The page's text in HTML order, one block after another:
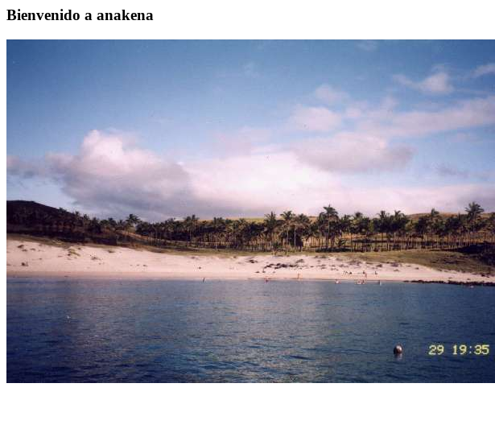
Bienvenido a anakena